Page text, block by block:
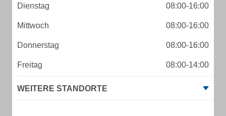
Dienstag 08:00-16:00
Mittwoch 08:00-16:00
Donnerstag 08:00-16:00
Freitag 08:00-14:00
WEITERE STANDORTE